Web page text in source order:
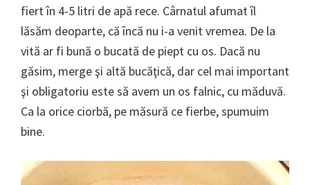
fiert în 4-5 litri de apă rece. Cârnatul afumat îl
lăsăm deoparte, că încă nu i-a venit vremea. De la
vită ar fi bună o bucată de piept cu os. Dacă nu
găsim, merge şi altă bucăţică, dar cel mai important
şi obligatoriu este să avem un os falnic, cu măduvă.
Ca la orice ciorbă, pe măsură ce fierbe, spumuim
bine.